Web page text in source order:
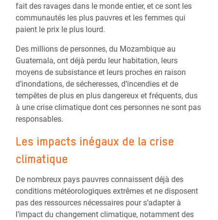
fait des ravages dans le monde entier, et ce sont les
communautés les plus pauvres et les femmes qui
paient le prix le plus lourd.
Des millions de personnes, du Mozambique au
Guatemala, ont déjà perdu leur habitation, leurs
moyens de subsistance et leurs proches en raison
d’inondations, de sécheresses, d’incendies et de
tempêtes de plus en plus dangereux et fréquents, dus
à une crise climatique dont ces personnes ne sont pas
responsables.
Les impacts inégaux de la crise
climatique
De nombreux pays pauvres connaissent déjà des
conditions météorologiques extrêmes et ne disposent
pas des ressources nécessaires pour s’adapter à
l’impact du changement climatique, notamment des